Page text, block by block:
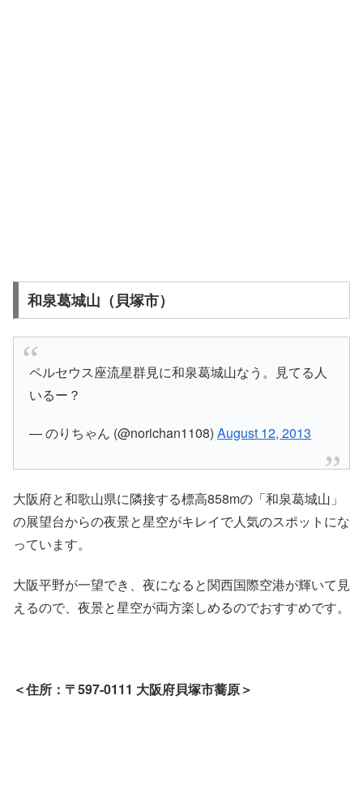
和泉葛城山（貝塚市）
ペルセウス座流星群見に和泉葛城山なう。見てる人
いるー？
— のりちゃん (@norichan1108)August 12, 2013
大阪府と和歌山県に隣接する標高858mの「和泉葛城山」
の展望台からの夜景と星空がキレイで人気のスポットにな
っています。
大阪平野が一望でき、夜になると関西国際空港が輝いて見
えるので、夜景と星空が両方楽しめるのでおすすめです。
＜住所：〒597-0111 大阪府貝塚市蕎原＞